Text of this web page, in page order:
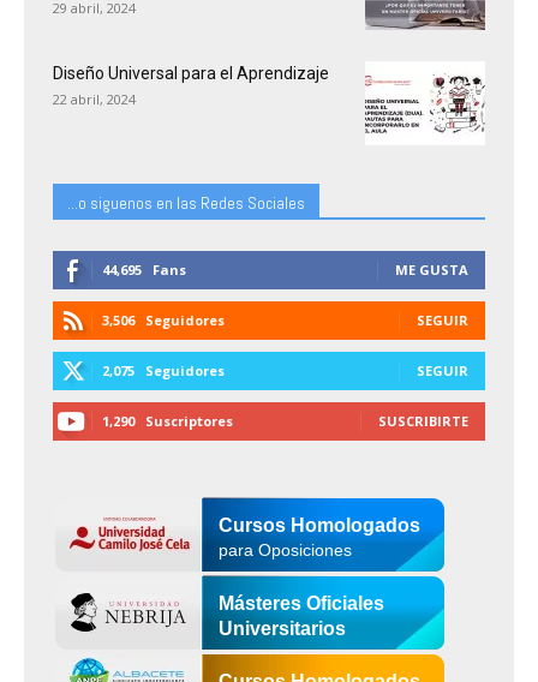
29 abril, 2024
Diseño Universal para el Aprendizaje
22 abril, 2024
...o siguenos en las Redes Sociales
44,695 Fans ME GUSTA
3,506 Seguidores SEGUIR
2,075 Seguidores SEGUIR
1,290 Suscriptores SUSCRIBIRTE
Cursos Homologados
para Oposiciones
Másteres Oficiales
Universitarios